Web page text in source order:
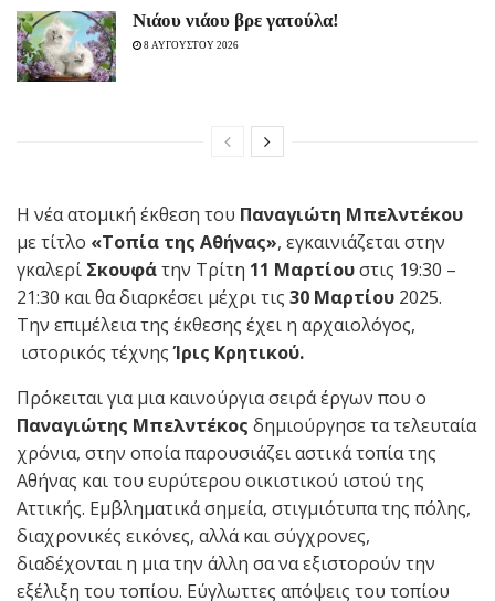
Νιάου νιάου βρε γατούλα!
8 ΑΥΓΟΥΣΤΟΥ 2026
Η νέα ατομική έκθεση του Παναγιώτη Μπελντέκου
με τίτλο «Τοπία της Αθήνας», εγκαινιάζεται στην
γκαλερί Σκουφάτην Τρίτη 11 Μαρτίουστις 19:30 –
21:30 και θα διαρκέσει μέχρι τις 30 Μαρτίου 2025.
Την επιμέλεια της έκθεσης έχει η αρχαιολόγος,
ιστορικός τέχνηςΊρις Κρητικού.
Πρόκειται για μια καινούργια σειρά έργων που ο
Παναγιώτης Μπελντέκος δημιούργησε τα τελευταία
χρόνια, στην οποία παρουσιάζει αστικά τοπία της
Αθήνας και του ευρύτερου οικιστικού ιστού της
Αττικής. Εμβληματικά σημεία, στιγμιότυπα της πόλης,
διαχρονικές εικόνες, αλλά και σύγχρονες,
διαδέχονται η μια την άλλη σα να εξιστορούν την
εξέλιξη του τοπίου. Εύγλωττες απόψεις του τοπίου